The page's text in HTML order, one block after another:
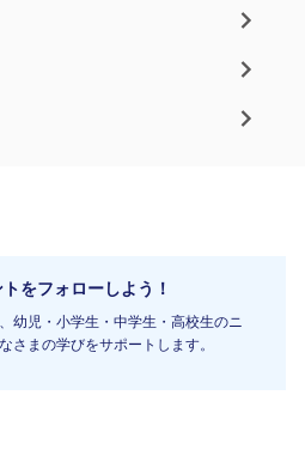
をフォローしよう！
幼児・小学生・中学生・高校生のニ
さまの学びをサポートします。